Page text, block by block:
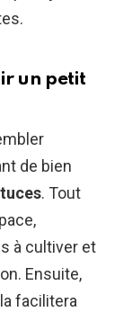
un petit
de bien
. Tout
à cultiver et
Ensuite,
facilitera